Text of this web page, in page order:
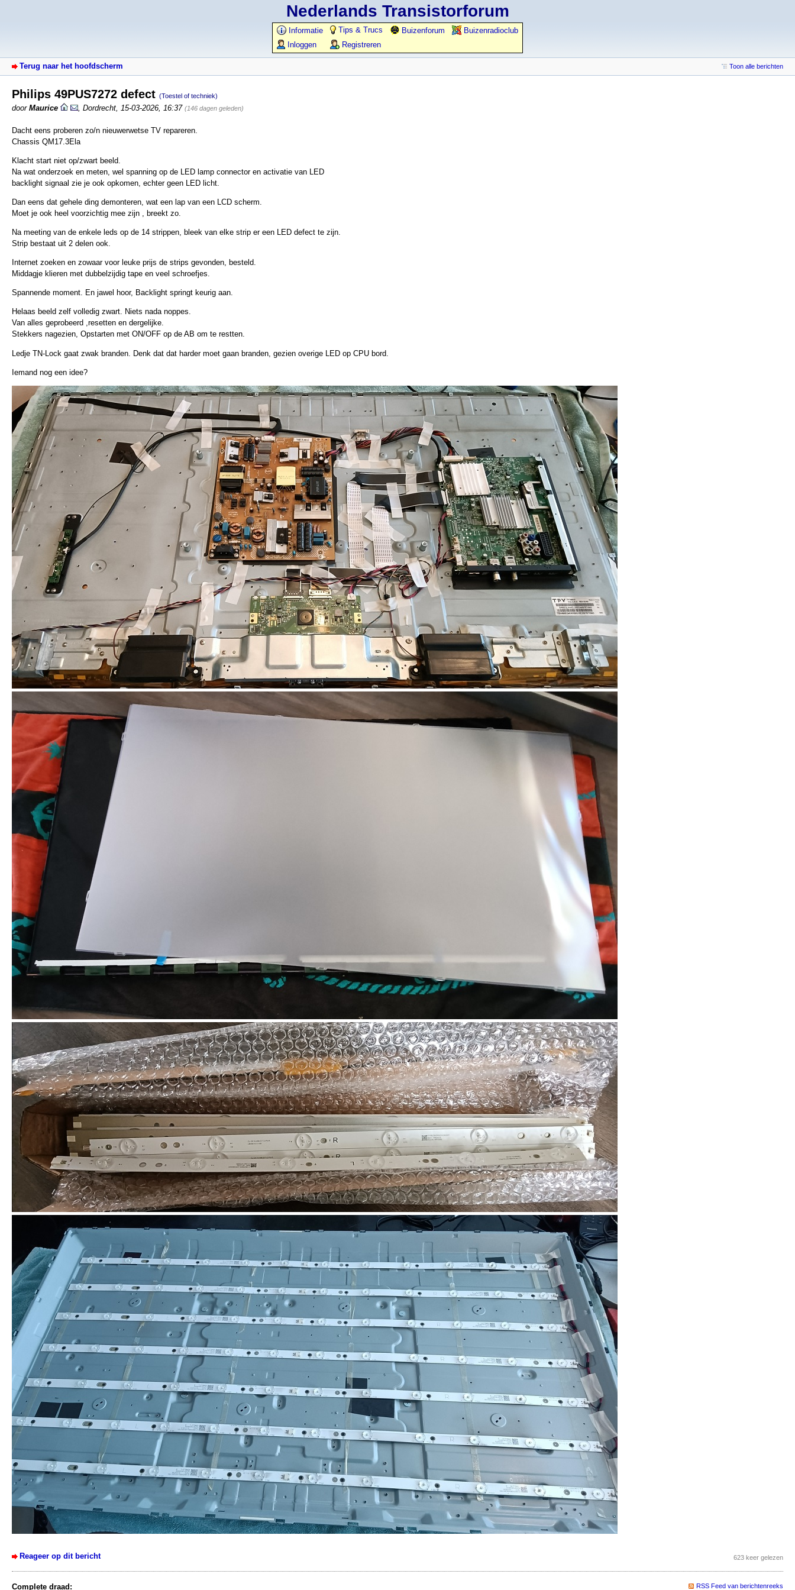
Nederlands Transistorforum
Informatie Tips & Trucs Buizenforum
Buizenradioclub
Inloggen
Registreren
Terug naar het hoofdscherm Toon alle berichten
Philips 49PUS7272 defect (Toestel of techniek)
door Maurice Dordrecht 15-03-2026, 16:37 (146 dagen geleden)
Dacht eens proberen zo/n nieuwerwetse TV repareren.
Chassis QM17.3Ela
Klacht start niet op/zwart beeld.
Na wat onderzoek en meten, wel spanning op de LED lamp connector en activatie van LED
backlight signaal zie je ook opkomen, echter geen LED licht.
Dan eens dat gehele ding demonteren, wat een lap van een LCD scherm.
Moet je ook heel voorzichtig mee zijn , breekt zo.
Na meeting van de enkele leds op de 14 strippen, bleek van elke strip er een LED defect te zijn.
Strip bestaat uit 2 delen ook.
Internet zoeken en zowaar voor leuke prijs de strips gevonden, besteld.
Middagje klieren met dubbelzijdig tape en veel schroefjes.
Spannende moment. En jawel hoor, Backlight springt keurig aan.
Helaas beeld zelf volledig zwart. Niets nada noppes.
Van alles geprobeerd ,resetten en dergelijke.
Stekkers nagezien, Opstarten met ON/OFF op de AB om te restten.
Ledje TN-Lock gaat zwak branden. Denk dat dat harder moet gaan branden, gezien overige LED op CPU bord.
Iemand nog een idee?
Reageer op dit bericht 623 keer gelezen
Complete draad: RSS Feed van berichtenreeks